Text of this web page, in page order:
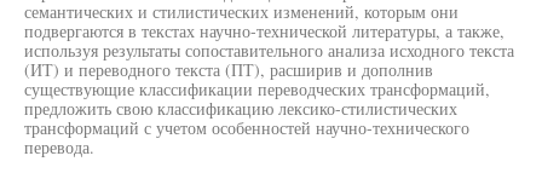
семантических и стилистических изменений, которым они
подвергаются в текстах научно-технической литературы, а также,
используя результаты сопоставительного анализа исходного текста
(ИТ) и переводного текста (ПТ), расширив и дополнив
существующие классификации переводческих трансформаций,
предложить свою классификацию лексико-стилистических
трансформаций с учетом особенностей научно-технического
перевода.